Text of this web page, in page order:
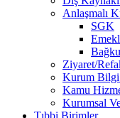
Anlaşmalı
SGK
Ziyaret/
Kurum Bilgi
Kamu
Kurumsal
Tıbbi Birimler